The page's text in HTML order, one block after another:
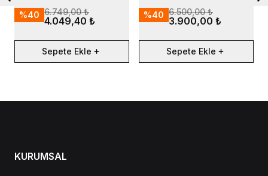
%40 6.749,00 ₺
4.049,40 ₺
Sepete Ekle
%40 6.500,00 ₺
3.900,00 ₺
Sepete Ekle
KURUMSAL